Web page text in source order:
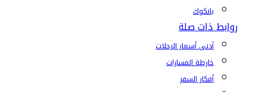
بانكوك
روابط ذات صلة
أدنى أسعار الرحلات
خارطة المسارات
أفكار السفر